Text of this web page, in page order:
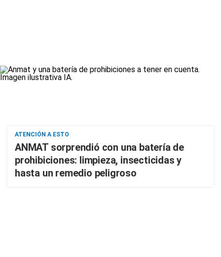
ATENCIÓN A ESTO
ANMAT sorprendió con una batería de
prohibiciones: limpieza, insecticidas y
hasta un remedio peligroso